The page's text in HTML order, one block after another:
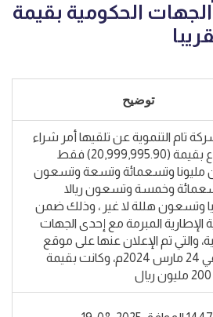
الحكومية بقيمة
توضيح
تام التنموية عن تلقيها أمر شراء
لمشروع بقيمة (20,999,995.90) فقط
وتسعمائة وتسعة وتسعون
وخمسة وتسعون ريالا
وتسعون هللة لا غير ، وذلك ضمن
الإطارية المبرمة مع إحدى الجهات
والتي تم الإعلان عنها على موقع
تداول في 24 مارس 2024م، وكانت بقيمة